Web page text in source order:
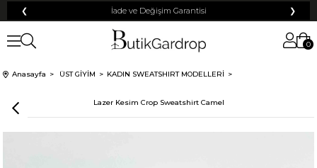
❮ İade ve Değişim Garantisi ❯
0
Anasayfa ÜST GİYİM KADIN SWEATSHIRT MODELLERİ
Lazer Kesim Crop Sweatshirt Camel